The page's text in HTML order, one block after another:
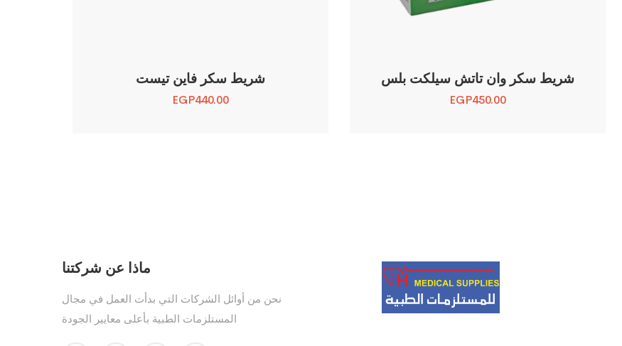
شريط سكر فاين تيست
EGP440.00
شريط سكر وان تاتش سيلكت بلس
EGP450.00
ماذا عن شركتنا
نحن من أوائل الشركات التي بدأت العمل في مجال
المستلزمات الطبية بأعلى معايير الجودة